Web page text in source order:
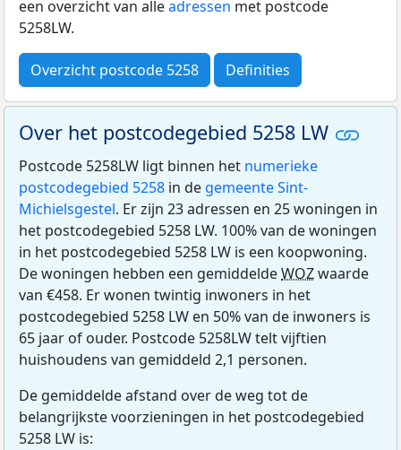
een overzicht van alleadressen met postcode
5258LW.
Overzicht postcode 5258 Definities
Over het postcodegebied 5258 LW
Postcode 5258LW ligt binnen het numerieke
postcodegebied 5258 in de gemeente Sint-
Michielsgestel. Er zijn 23 adressen en 25 woningen in
het postcodegebied 5258 LW. 100% van de woningen
in het postcodegebied 5258 LW is een koopwoning.
De woningen hebben een gemiddeldeWOZwaarde
van €458. Er wonen twintig inwoners in het
postcodegebied 5258 LW en 50% van de inwoners is
65 jaar of ouder. Postcode 5258LW telt vijftien
huishoudens van gemiddeld 2,1 personen.
De gemiddelde afstand over de weg tot de
belangrijkste voorzieningen in het postcodegebied
5258 LW is: